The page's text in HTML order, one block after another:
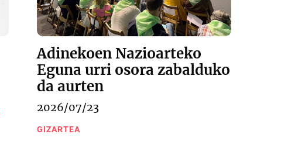
Adinekoen Nazioarteko
Eguna urri osora zabalduko
da aurten
2026/07/23
GIZARTEA